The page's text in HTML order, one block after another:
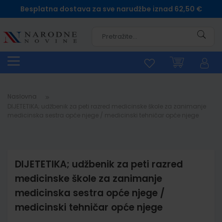
Besplatna dostava za sve narudžbe iznad 62,50 €
Naslovna
DIJETETIKA; udžbenik za peti razred
medicinske škole za zanimanje
medicinska sestra opće njege /
medicinski tehničar opće njege